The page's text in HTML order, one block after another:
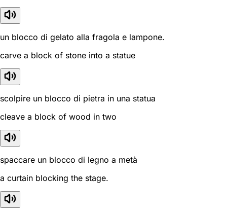
un blocco di gelato alla fragola e lampone.
carve a block of stone into a statue
scolpire un blocco di pietra in una statua
cleave a block of wood in two
spaccare un blocco di legno a metà
a curtain blocking the stage.